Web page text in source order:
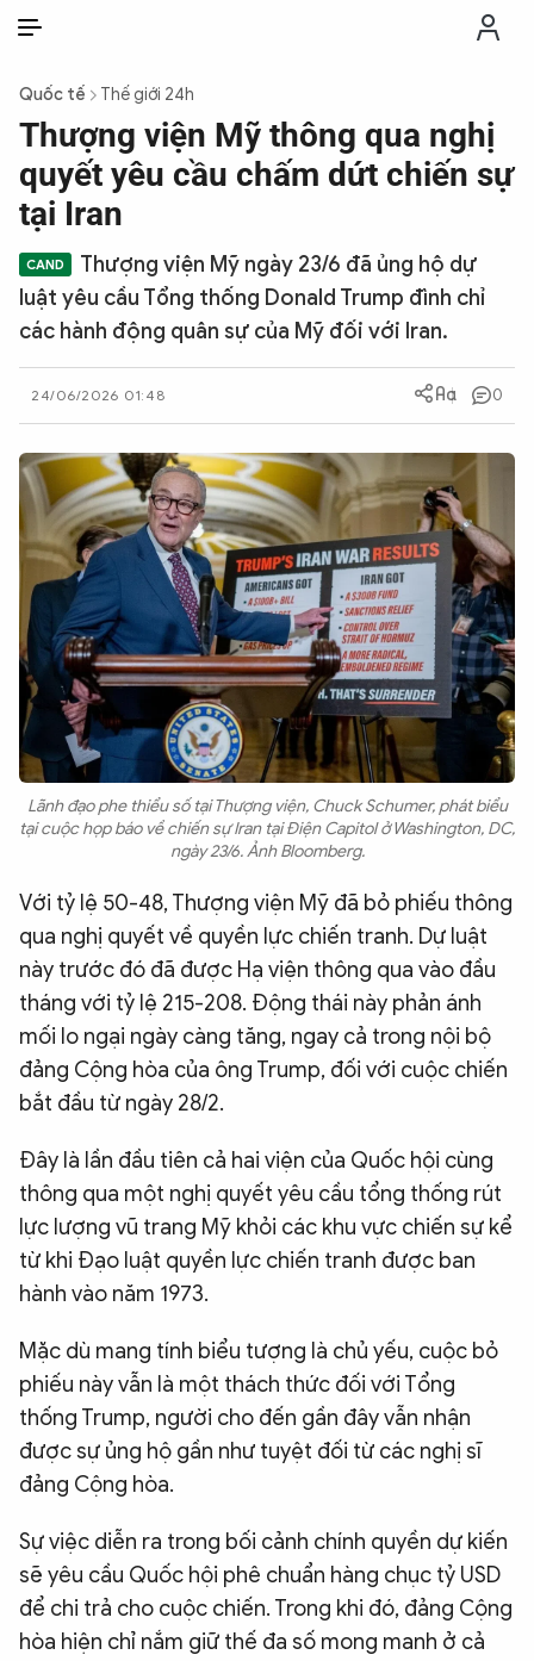
THỜI SỰ
CHỐNG DIỄN BIẾN HÒA BÌNH
CÔNG AN TRONG LÒNG DÂN
XÃ HỘI
CÔNG NGHỆ
QUỐC TẾ
VĂN HÓA - THỂ THAO
BẠN ĐỌC & CAND
ĐA PHƯƠNG TIỆN
eMagazine
Podcast
Infographic
Chuyên trangAn ninh thế giớiVăn nghệ Công an
Chuyên đề
Quốc tế Thế giới 24h
Thượng viện Mỹ thông qua nghị
quyết yêu cầu chấm dứt chiến sự
tại Iran
Thượng viện Mỹ ngày 23/6 đã ủng hộ dự
luật yêu cầu Tổng thống Donald Trump đình chỉ
các hành động quân sự của Mỹ đối với Iran.
24/06/2026 01:48 0
Lãnh đạo phe thiểu số tại Thượng viện, Chuck Schumer, phát biểu
tại cuộc họp báo về chiến sự Iran tại Điện Capitol ở Washington, DC,
ngày 23/6. Ảnh Bloomberg.
Với tỷ lệ 50-48, Thượng viện Mỹ đã bỏ phiếu thông
qua nghị quyết về quyền lực chiến tranh. Dự luật
này trước đó đã được Hạ viện thông qua vào đầu
tháng với tỷ lệ 215-208. Động thái này phản ánh
mối lo ngại ngày càng tăng, ngay cả trong nội bộ
đảng Cộng hòa của ông Trump, đối với cuộc chiến
bắt đầu từ ngày 28/2.
Đây là lần đầu tiên cả hai viện của Quốc hội cùng
thông qua một nghị quyết yêu cầu tổng thống rút
lực lượng vũ trang Mỹ khỏi các khu vực chiến sự kể
từ khi Đạo luật quyền lực chiến tranh được ban
hành vào năm 1973.
Mặc dù mang tính biểu tượng là chủ yếu, cuộc bỏ
phiếu này vẫn là một thách thức đối với Tổng
thống Trump, người cho đến gần đây vẫn nhận
được sự ủng hộ gần như tuyệt đối từ các nghị sĩ
đảng Cộng hòa.
Sự việc diễn ra trong bối cảnh chính quyền dự kiến
sẽ yêu cầu Quốc hội phê chuẩn hàng chục tỷ USD
để chi trả cho cuộc chiến. Trong khi đó, đảng Cộng
hòa hiện chỉ nắm giữ thế đa số mong manh ở cả